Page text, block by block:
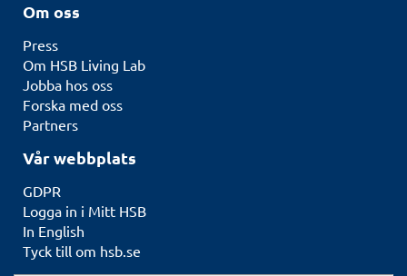
Om oss
Press
Om HSB Living Lab
Jobba hos oss
Forska med oss
Partners
Vår webbplats
GDPR
Logga in i Mitt HSB
In English
Tyck till om hsb.se